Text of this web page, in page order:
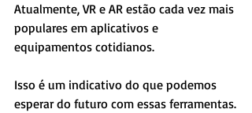
Atualmente, VR e AR estão cada vez mais
populares em aplicativos e
equipamentos cotidianos.
Isso é um indicativo do que podemos
esperar do futuro com essas ferramentas.